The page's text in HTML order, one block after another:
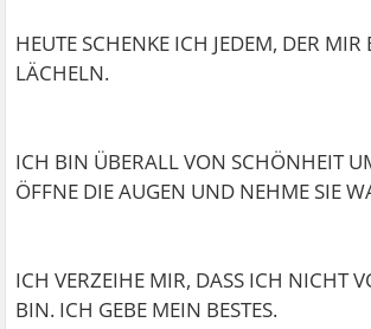
HEUTE SCHENKE ICH JEDEM, DER MIR
LÄCHELN.
ICH BIN ÜBERALL VON SCHÖNHEIT
ÖFFNE DIE AUGEN UND NEHME SIE
ICH VERZEIHE MIR, DASS ICH NICHT
BIN. ICH GEBE MEIN BESTES.